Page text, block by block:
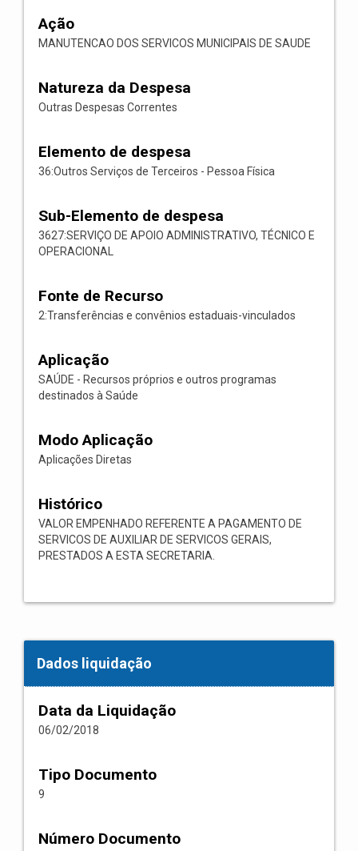
Ação
MANUTENCAO DOS SERVICOS MUNICIPAIS DE SAUDE
Natureza da Despesa
Outras Despesas Correntes
Elemento de despesa
36:Outros Serviços de Terceiros - Pessoa Física
Sub-Elemento de despesa
3627:SERVIÇO DE APOIO ADMINISTRATIVO, TÉCNICO E
OPERACIONAL
Fonte de Recurso
2:Transferências e convênios estaduais-vinculados
Aplicação
SAÚDE - Recursos próprios e outros programas
destinados à Saúde
Modo Aplicação
Aplicações Diretas
Histórico
VALOR EMPENHADO REFERENTE A PAGAMENTO DE
SERVICOS DE AUXILIAR DE SERVICOS GERAIS,
PRESTADOS A ESTA SECRETARIA.
Dados liquidação
Data da Liquidação
06/02/2018
Tipo Documento
9
Número Documento